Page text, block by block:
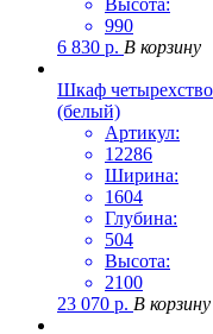
Высота:
990
6 830 р. В корзину
Шкаф
(белый)
Артикул:
12286
Ширина:
1604
Глубина:
504
Высота:
2100
23 070 р. В корзину